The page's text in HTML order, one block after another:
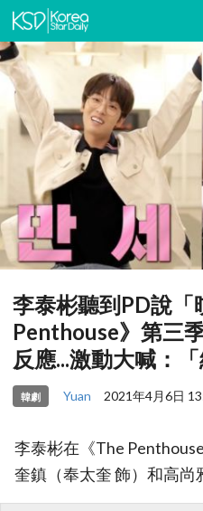
李泰彬聽到PD說「
Penthouse》第三
反應...激動大喊：
韓劇 Yuan 2021年4月6日
李泰彬在《The
奎鎮（奉太奎 飾）和高尚